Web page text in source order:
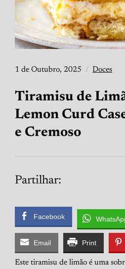
1 de Outubro, 2025 Doces
Tiramisu de
Lemon Curd
e Cremoso
Partilhar:
Facebook
Email Print
Este tiramisu de limão é uma